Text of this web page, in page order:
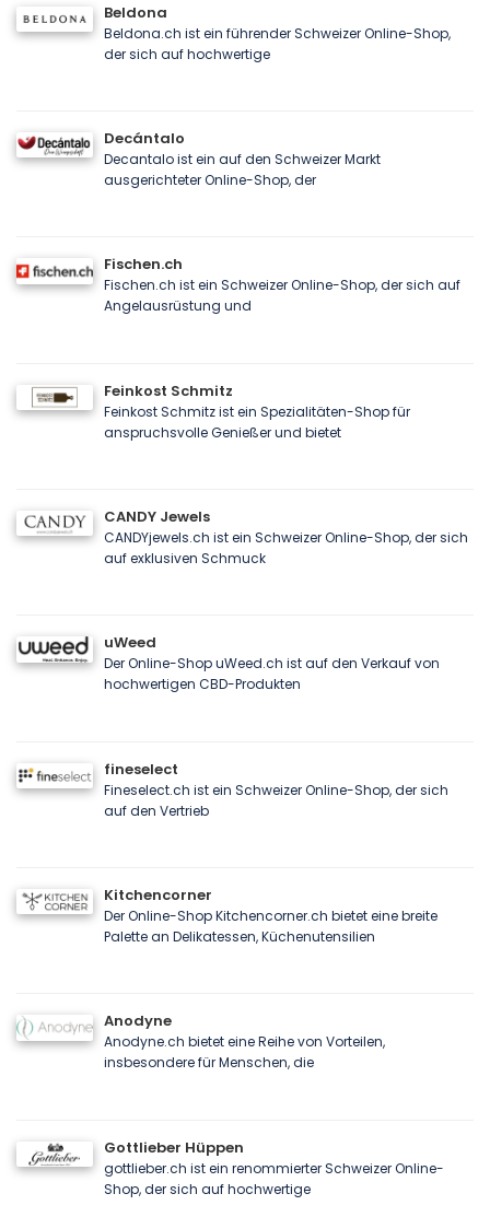
Beldona
Beldona.ch ist ein führender Schweizer Online-Shop,
der sich auf hochwertige
Decántalo
Decantalo ist ein auf den Schweizer Markt
ausgerichteter Online-Shop, der
Fischen.ch
Fischen.ch ist ein Schweizer Online-Shop, der sich auf
Angelausrüstung und
Feinkost Schmitz
Feinkost Schmitz ist ein Spezialitäten-Shop für
anspruchsvolle Genießer und bietet
CANDY Jewels
CANDYjewels.ch ist ein Schweizer Online-Shop, der sich
auf exklusiven Schmuck
uWeed
Der Online-Shop uWeed.ch ist auf den Verkauf von
hochwertigen CBD-Produkten
fineselect
Fineselect.ch ist ein Schweizer Online-Shop, der sich
auf den Vertrieb
Kitchencorner
Der Online-Shop Kitchencorner.ch bietet eine breite
Palette an Delikatessen, Küchenutensilien
Anodyne
Anodyne.ch bietet eine Reihe von Vorteilen,
insbesondere für Menschen, die
Gottlieber Hüppen
gottlieber.ch ist ein renommierter Schweizer Online-
Shop, der sich auf hochwertige